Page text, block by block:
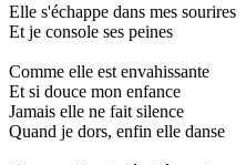
Elle s'échappe dans mes sourires
Et je console ses peines
Comme elle est envahissante
Et si douce mon enfance
Jamais elle ne fait silence
Quand je dors, enfin elle danse